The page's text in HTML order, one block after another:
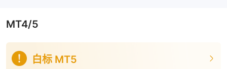
MT4/5
白标 MT5